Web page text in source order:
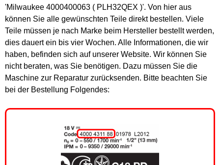
'Milwaukee 4000400063 ( PLH32QEX )'. Von hier aus
können Sie alle gewünschten Teile direkt bestellen. Viele
Teile müssen je nach Marke beim Hersteller bestellt werden,
dies dauert ein bis vier Wochen. Alle Informationen, die wir
haben, befinden sich auf unserer Website. Wir können Sie
nicht beraten, was Sie benötigen. Dazu müssen Sie die
Maschine zur Reparatur zurücksenden. Bitte beachten Sie
bei der Bestellung Folgendes: